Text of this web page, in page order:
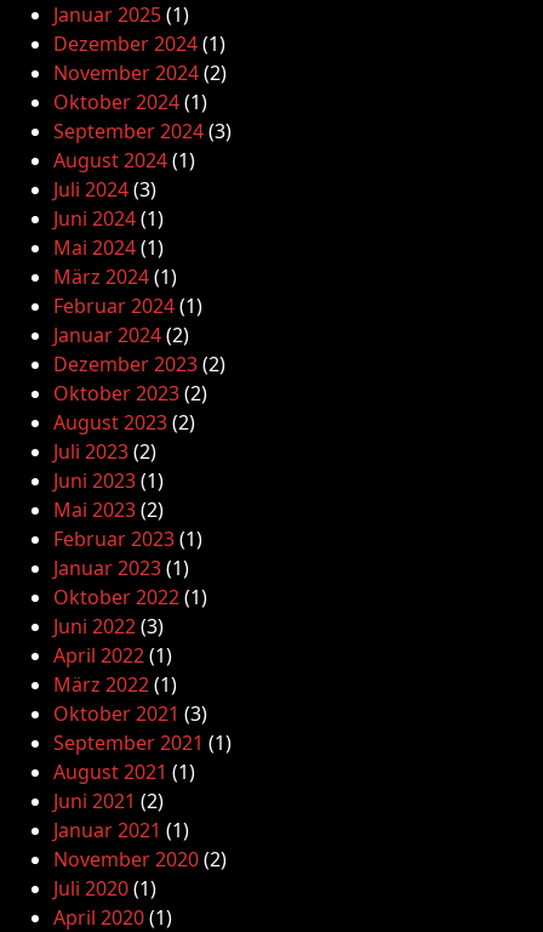
Januar 2025(1)
Dezember 2024(1)
November 2024(2)
Oktober 2024(1)
September 2024(3)
August 2024(1)
Juli 2024(3)
Juni 2024(1)
Mai 2024(1)
März 2024(1)
Februar 2024(1)
Januar 2024(2)
Dezember 2023(2)
Oktober 2023(2)
August 2023(2)
Juli 2023(2)
Juni 2023(1)
Mai 2023(2)
Februar 2023(1)
Januar 2023(1)
Oktober 2022(1)
Juni 2022(3)
April 2022(1)
März 2022(1)
Oktober 2021 (3)
September 2021 (1)
August 2021 (1)
Juni 2021 (2)
Januar 2021 (1)
November 2020(2)
Juli 2020(1)
April 2020(1)